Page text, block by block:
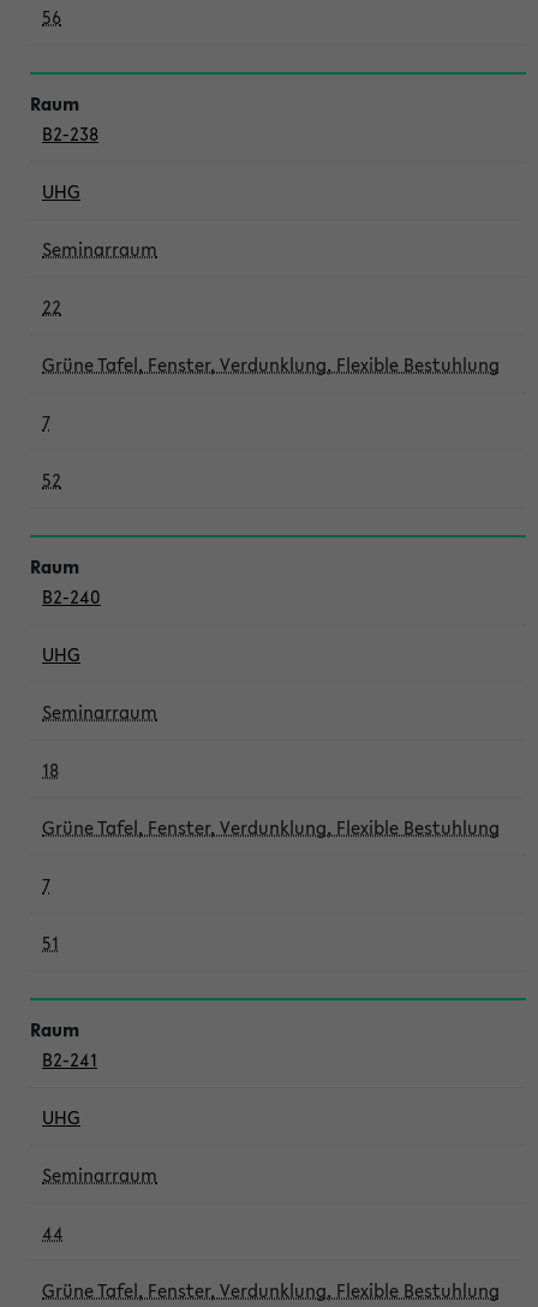
56
B2-238
UHG
Seminarraum
22
Grüne Tafel, Fenster, Verdunklung, Flexible Bestuhlung
7
52
B2-240
UHG
Seminarraum
18
Grüne Tafel, Fenster, Verdunklung, Flexible Bestuhlung
7
51
B2-241
UHG
Seminarraum
44
Grüne Tafel, Fenster, Verdunklung, Flexible Bestuhlung